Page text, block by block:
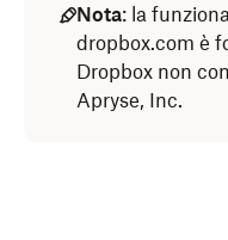
Nota: la
dropbox.com è
Dropbox non
Apryse, Inc.